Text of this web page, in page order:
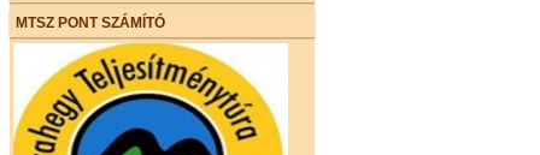
MTSZ PONT SZÁMÍTÓ